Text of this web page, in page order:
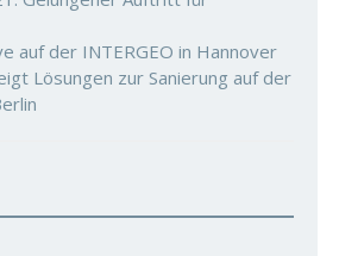
auf der INTERGEO in Hannover
Lösungen zur Sanierung auf der